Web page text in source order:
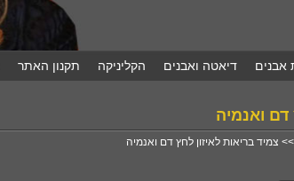
אבנים דיאטה ואבנים הקליניקה תקנון האתר
דם ואנמיה
>> צמיד בריאות לאיזון לחץ דם ואנמיה